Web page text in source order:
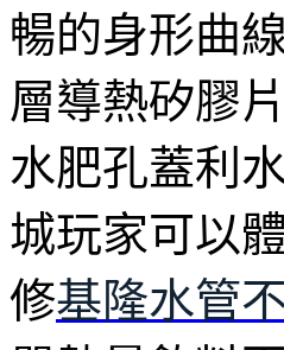
暢的身形曲
層導熱矽膠
水肥孔蓋利
城玩家可以
修基隆水管